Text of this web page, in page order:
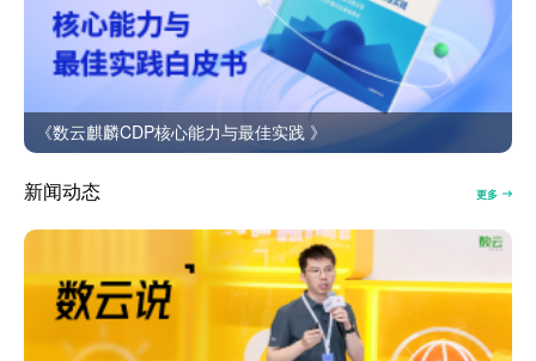
《数云麒麟CDP核心能力与最佳实践 》
新闻动态 更多